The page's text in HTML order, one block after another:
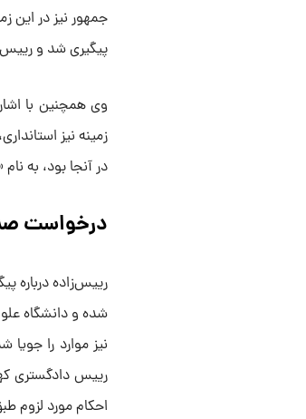
جمهور نیز در این
پیگیری شد و رییس
وی همچنین با
زمینه نیز
در آنجا بود، به
درخواست
رییس‌زاده درباره
شده و دانشگاه
نیز موارد را
رییس دادگستری
احکام مورد لزوم